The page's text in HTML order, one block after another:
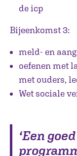
de icp
Bijeenkomst 3:
meld- en
oefenen met
met ouders,
Wet sociale
‘Een